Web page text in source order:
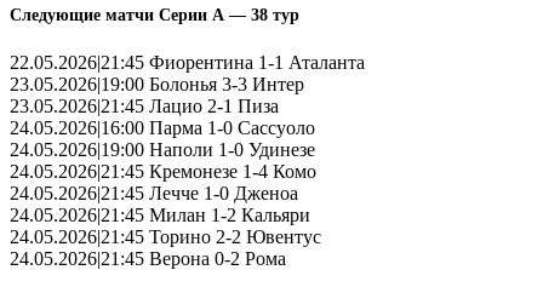
Следующие матчи Серии А — 38 тур
22.05.2026|21:45 Фиорентина 1-1 Аталанта
23.05.2026|19:00 Болонья 3-3 Интер
23.05.2026|21:45 Лацио 2-1 Пиза
24.05.2026|16:00 Парма 1-0 Сассуоло
24.05.2026|19:00 Наполи 1-0 Удинезе
24.05.2026|21:45 Кремонезе 1-4 Комо
24.05.2026|21:45 Лечче 1-0 Дженоа
24.05.2026|21:45 Милан 1-2 Кальяри
24.05.2026|21:45 Торино 2-2 Ювентус
24.05.2026|21:45 Верона 0-2 Рома